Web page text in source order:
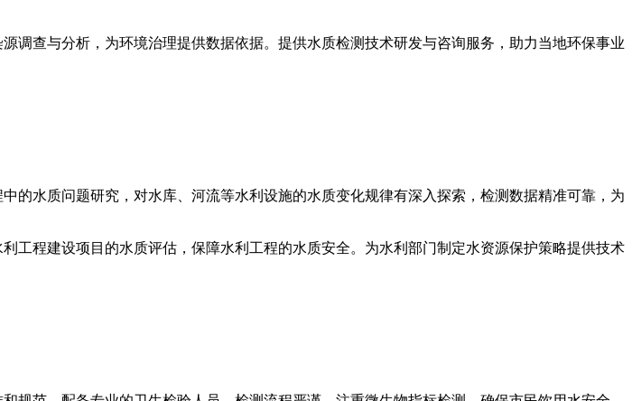
调查与分析，为环境治理提供数据依据。提供水质检测技术研发与咨询服务，助力当地环保事业
的水质问题研究，对水库、河流等水利设施的水质变化规律有深入探索，检测数据精准可靠，为
工程建设项目的水质评估，保障水利工程的水质安全。为水利部门制定水资源保护策略提供技术